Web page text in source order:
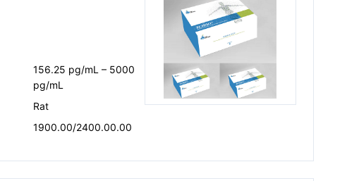
156.25 pg/mL – 5000
pg/mL
Rat
1900.00/2400.00.00